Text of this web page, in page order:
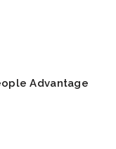
Advantage